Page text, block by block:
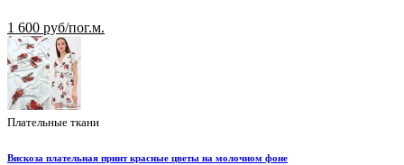
1 600 руб/пог.м.
Плательные ткани
Вискоза плательная принт красные цветы на молочном фоне